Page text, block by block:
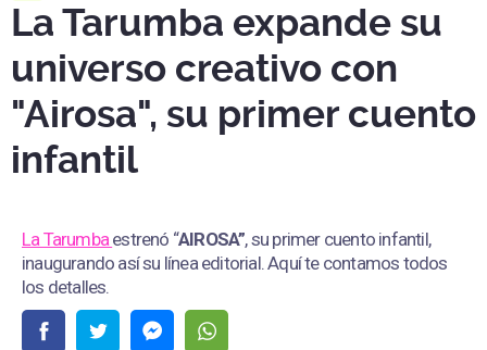
La Tarumba expande su
universo creativo con
"Airosa", su primer cuento
infantil
La Tarumbaestrenó “AIROSA”, su primer cuento infantil,
inaugurando así su línea editorial. Aquí te contamos todos
los detalles.